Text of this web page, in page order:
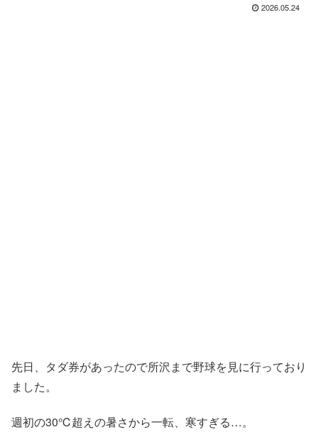
2026.05.24
先日、タダ券があったので所沢まで野球を見に行っており
ました。
週初の30℃超えの暑さから一転、寒すぎる…。